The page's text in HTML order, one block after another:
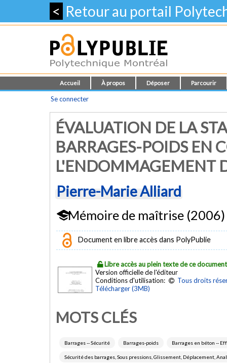
< Retour au portail
Accueil À propos Déposer Parcourir
Se connecter
ÉVALUATION DE LA
BARRAGES-POIDS EN
L'ENDOMMAGEMENT
Pierre-Marie Alliard
Mémoire de maîtrise (2006)
Document en libre accès dans PolyPublie
Libre accès au plein texte de ce document
Version officielle de l'éditeur
Conditions d'utilisation:
Tous droits
Télécharger (3MB)
MOTS CLÉS
Barrages -- Sécurité Barrages-poids Barrages en béton --
Sécurité des barrages, Sous pressions, Glissement, Déplacement,